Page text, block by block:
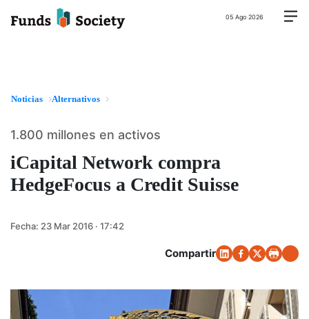
05 Ago 2026
Noticias Alternativos
iCapital Network compra
HedgeFocus a Credit Suisse
1.800 millones en activos
Fecha: 23 Mar 2016 · 17:42
Compartir